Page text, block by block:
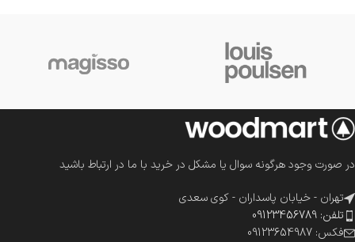
در صورت وجود هرگونه سوال یا مشکل در خرید با ما در ارتباط باشید
تهران - خیابان پاسداران - کوی سعدی
تلفن: 09123456789
فکس: 09123654987